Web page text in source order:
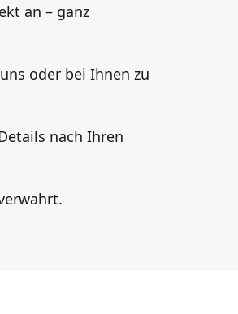
an – ganz
oder bei Ihnen zu
nach Ihren